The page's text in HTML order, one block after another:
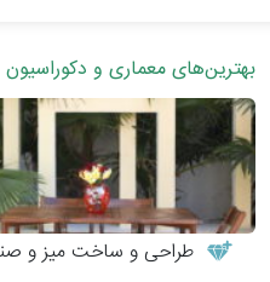
بهترین‌های معماری و
طراحی و ساخت میز و صندلی